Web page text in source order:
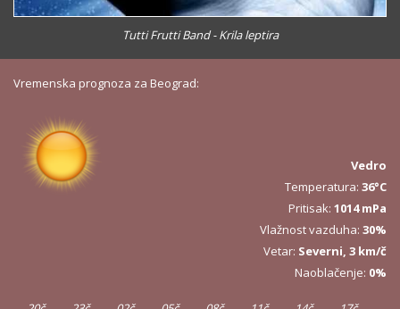
Tutti Frutti Band - Krila leptira
Vremenska prognoza za Beograd:
Vedro
Temperatura: 36°C
Pritisak: 1014 mPa
Vlažnost vazduha: 30%
Vetar: Severni, 3 km/č
Naoblačenje: 0%